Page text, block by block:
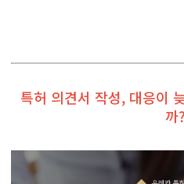
특허 의견서 작성, 대응이
까?